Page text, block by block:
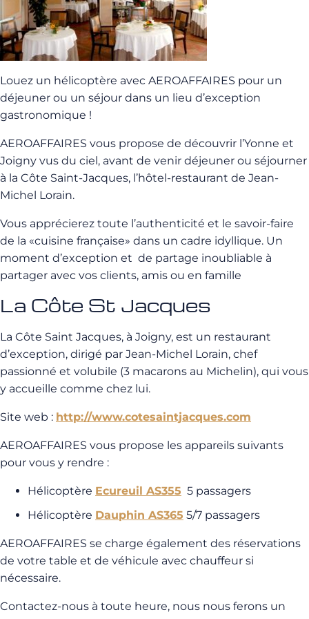
Louez un hélicoptère avec AEROAFFAIRES pour un
déjeuner ou un séjour dans un lieu d’exception
gastronomique !
AEROAFFAIRES vous propose de découvrir l’Yonne et
Joigny vus du ciel, avant de venir déjeuner ou séjourner
à la Côte Saint-Jacques, l’hôtel-restaurant de Jean-
Michel Lorain.
Vous apprécierez toute l’authenticité et le savoir-faire
de la «cuisine française» dans un cadre idyllique. Un
moment d’exception et de partage inoubliable à
partager avec vos clients, amis ou en famille
La Côte St Jacques
La Côte Saint Jacques, à Joigny, est un restaurant
d’exception, dirigé par Jean-Michel Lorain, chef
passionné et volubile (3 macarons au Michelin), qui vous
y accueille comme chez lui.
Site web : http://www.cotesaintjacques.com
AEROAFFAIRES vous propose les appareils suivants
pour vous y rendre :
Hélicoptère Ecureuil AS355 5 passagers
Hélicoptère Dauphin AS365 5/7 passagers
AEROAFFAIRES se charge également des réservations
de votre table et de véhicule avec chauffeur si
nécessaire.
Contactez-nous à toute heure, nous nous ferons un